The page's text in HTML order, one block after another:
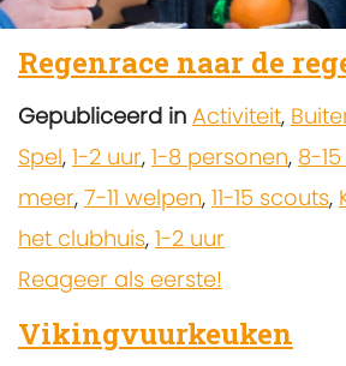
Regenrace naar de
Gepubliceerd in Activiteit,
Spel, 1-2 uur, 1-8 personen, 8-
meer, 7-11 welpen, 11-15 scouts,
het clubhuis, 1-2 uur
Reageer als eerste!
Vikingvuurkeuken